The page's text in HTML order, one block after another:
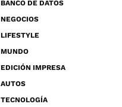
BANCO DE DATOS
NEGOCIOS
LIFESTYLE
MUNDO
EDICIÓN IMPRESA
AUTOS
TECNOLOGÍA